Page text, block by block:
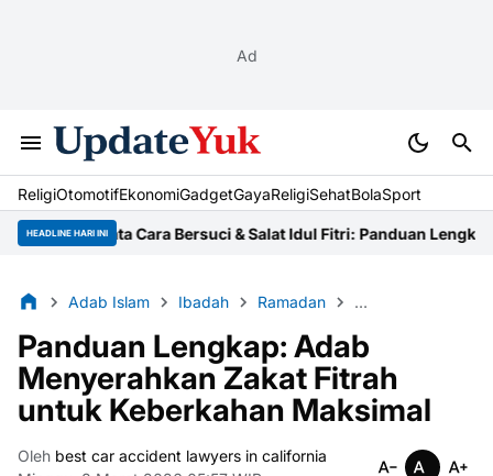
Ad
ReligiOtomotifEkonomiGadgetGayaReligiSehatBolaSport
HEADLINE HARI INI
Tata Cara Bersuci & Salat Idul Fitri: Panduan Lengkap
Adab Islam Ibadah Ramadan Rukun Islam
Panduan Lengkap: Adab
Menyerahkan Zakat Fitrah
untuk Keberkahan Maksimal
Oleh best car accident lawyers in california